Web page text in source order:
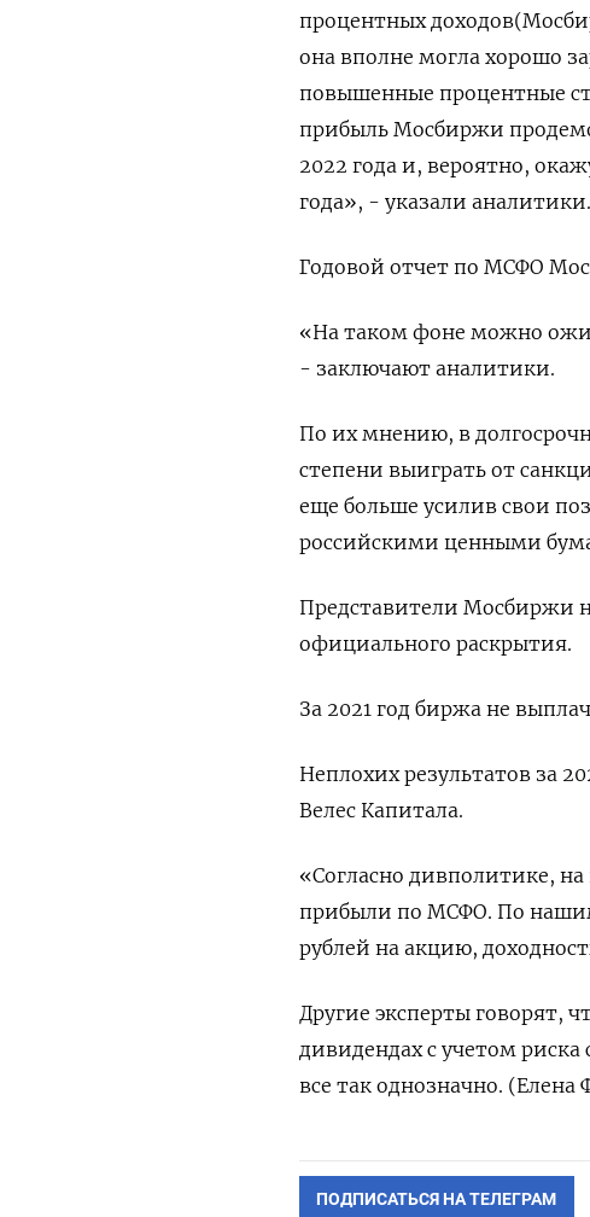
процентных
она вполне могла хорошо
повышенные процентные
прибыль Мосбиржи
2022 года и, вероятно,
года», - указали аналитики.
Годовой отчет по МСФО
«На таком фоне можно
- заключают аналитики.
По их мнению, в
степени выиграть от
еще больше усилив свои
российскими ценными
Представители Мосбиржи
официального раскрытия.
За 2021 год биржа не
Неплохих результатов за
Велес Капитала.
«Согласно дивполитике,
прибыли по МСФО. По
рублей на акцию,
Другие эксперты говорят,
дивидендах с учетом
все так однозначно. (Елена
ПОДПИСАТЬСЯ НА ТЕЛЕГРАМ